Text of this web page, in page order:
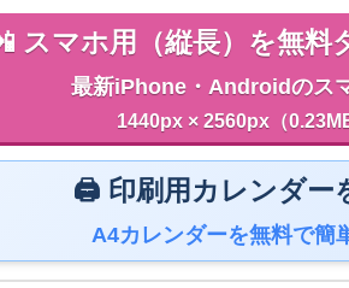
スマホ用（縦長）を無料
最新iPhone・Androidのス
1440px × 2560px（
🖨️ 印刷用カレンダー
A4カレンダーを無料で簡